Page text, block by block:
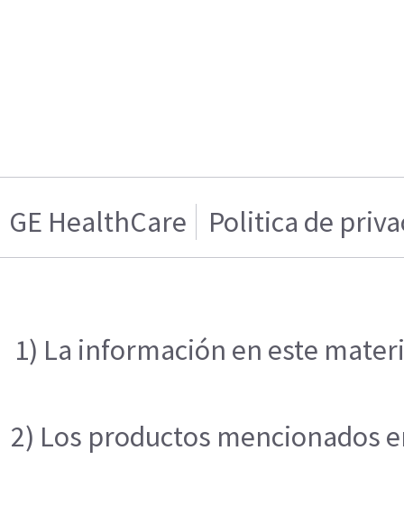
GE HealthCare Politica de
1) La información en este
2) Los productos mencionados